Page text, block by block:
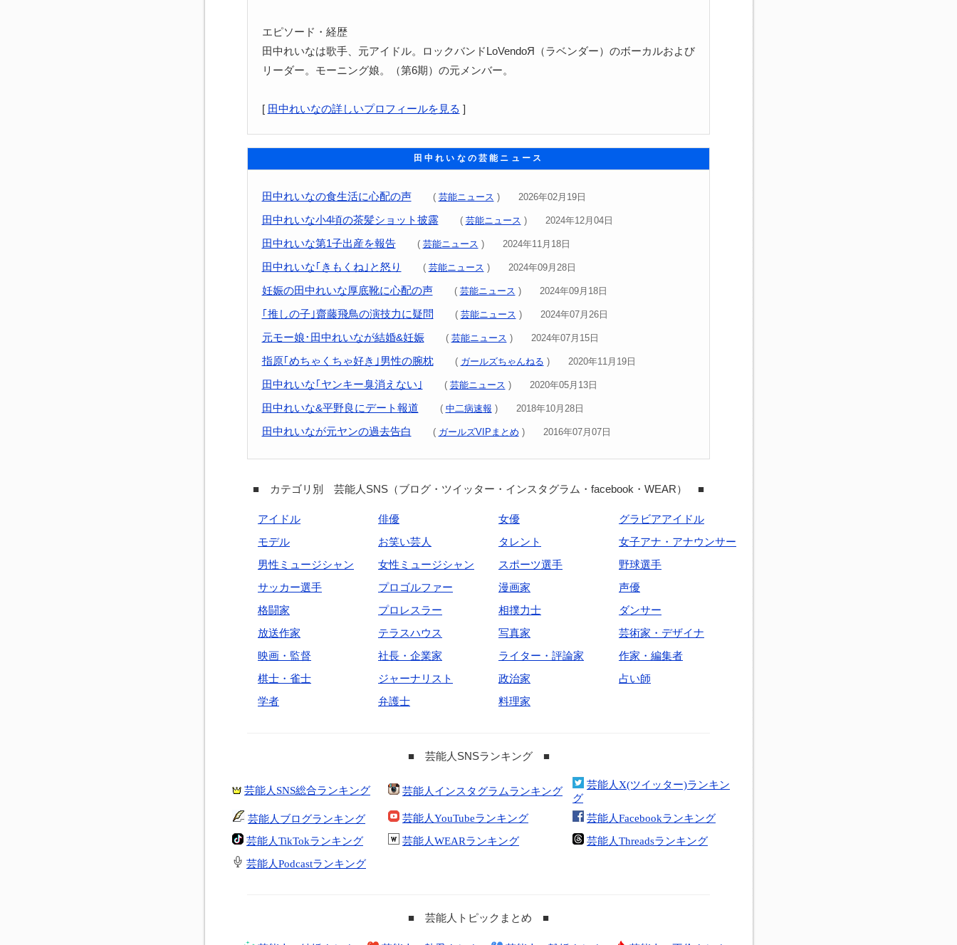
エピソード・経歴
田中れいなは歌手、元アイドル。ロックバンドLoVendoЯ（ラベンダー）のボーカルおよび
リーダー。モーニング娘。（第6期）の元メンバー。
[ 田中れいなの詳しいプロフィールを見る ]
田中れいなの芸能ニュース
田中れいなの食生活に心配の声 ( 芸能ニュース ) 2026年02月19日
田中れいな小4頃の茶髪ショット披露 ( 芸能ニュース ) 2024年12月04日
田中れいな第1子出産を報告 ( 芸能ニュース ) 2024年11月18日
田中れいな｢きもくね｣と怒り ( 芸能ニュース ) 2024年09月28日
妊娠の田中れいな厚底靴に心配の声 ( 芸能ニュース ) 2024年09月18日
｢推しの子｣齋藤飛鳥の演技力に疑問 ( 芸能ニュース ) 2024年07月26日
元モー娘･田中れいなが結婚&妊娠 ( 芸能ニュース ) 2024年07月15日
指原｢めちゃくちゃ好き｣男性の腕枕 ( ガールズちゃんねる ) 2020年11月19日
田中れいな｢ヤンキー臭消えない｣ ( 芸能ニュース ) 2020年05月13日
田中れいな&平野良にデート報道 ( 中二病速報 ) 2018年10月28日
田中れいなが元ヤンの過去告白 ( ガールズVIPまとめ ) 2016年07月07日
■ カテゴリ別 芸能人SNS（ブログ・ツイッター・インスタグラム・facebook・WEAR） ■
アイドル 俳優 女優
グラビアアイドル
モデル
お笑い芸人 タレント
女子アナ・アナウンサー
男性ミュージシャン
女性ミュージシャン スポーツ選手
野球選手
サッカー選手
プロゴルファー 漫画家
声優
格闘家
プロレスラー 相撲力士
ダンサー
放送作家
テラスハウス 写真家
芸術家・デザイナ
映画・監督
社長・企業家 ライター・評論家
作家・編集者
棋士・雀士
ジャーナリスト 政治家
占い師
学者
弁護士 料理家
■ 芸能人SNSランキング ■
芸能人SNS総合ランキング 芸能人インスタグラムランキング
芸能人X(ツイッター)ランキン
グ
芸能人ブログランキング
芸能人YouTubeランキング
芸能人Facebookランキング
芸能人TikTokランキング
芸能人WEARランキング
芸能人Threadsランキング
芸能人Podcastランキング
■ 芸能人トピックまとめ ■